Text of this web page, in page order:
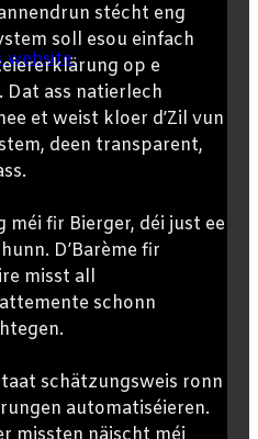
website
stécht eng
soll esou einfach
op e
Dat ass natierlech
et weist kloer d’Zil vun
deen transparent,
méi fir Bierger, déi just ee
D’Barème fir
misst all
schonn
schätzungsweis ronn
automatiséieren.